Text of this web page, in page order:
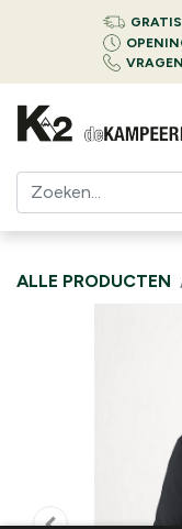
GRATIS
ALLE PRODUCTEN